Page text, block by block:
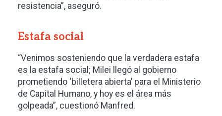
resistencia”, aseguró.
Estafa social
“Venimos sosteniendo que la verdadera estafa
es la estafa social; Milei llegó al gobierno
prometiendo ‘billetera abierta’ para el Ministerio
de Capital Humano, y hoy es el área más
golpeada”, cuestionó Manfred.